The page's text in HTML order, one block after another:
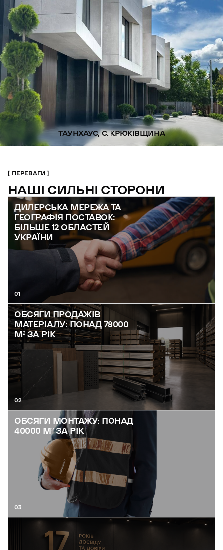
ТАУНХАУС, С. КРЮКІВЩИНА
ПЕРЕВАГИ
НАШІ СИЛЬНІ СТОРОНИ
ДИЛЕРСЬКА МЕРЕЖА ТА
ГЕОГРАФІЯ ПОСТАВОК:
БІЛЬШЕ 12 ОБЛАСТЕЙ
УКРАЇНИ
01
ОБСЯГИ ПРОДАЖІВ
МАТЕРІАЛУ: ПОНАД 78000
М² ЗА РІК
02
ОБСЯГИ МОНТАЖУ: ПОНАД
40000 М² ЗА РІК
03